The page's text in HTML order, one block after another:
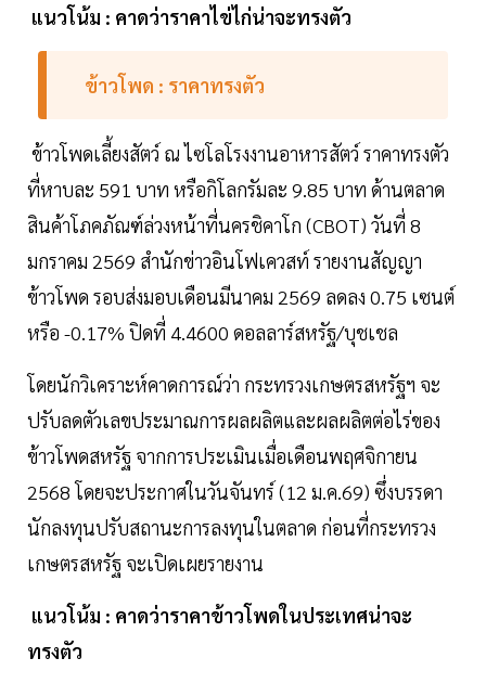
แนวโน้ม : คาดว่าราคาไข่ไก่น่าจะทรงตัว
ข้าวโพด : ราคาทรงตัว
ข้าวโพดเลี้ยงสัตว์ ณ ไซโลโรงงานอาหารสัตว์ ราคาทรงตัว
ที่หาบละ 591 บาท หรือกิโลกรัมละ 9.85 บาท ด้านตลาด
สินค้าโภคภัณฑ์ล่วงหน้าที่นครชิคาโก (CBOT) วันที่ 8
มกราคม 2569 สำนักข่าวอินโฟเควสท์ รายงานสัญญา
ข้าวโพด รอบส่งมอบเดือนมีนาคม 2569 ลดลง 0.75 เซนต์
หรือ -0.17% ปิดที่ 4.4600 ดอลลาร์สหรัฐ/บุชเชล
โดยนักวิเคราะห์คาดการณ์ว่า กระทรวงเกษตรสหรัฐฯ จะ
ปรับลดตัวเลขประมาณการผลผลิตและผลผลิตต่อไร่ของ
ข้าวโพดสหรัฐ จากการประเมินเมื่อเดือนพฤศจิกายน
2568 โดยจะประกาศในวันจันทร์ (12 ม.ค.69) ซึ่งบรรดา
นักลงทุนปรับสถานะการลงทุนในตลาด ก่อนที่กระทรวง
เกษตรสหรัฐ จะเปิดเผยรายงาน
แนวโน้ม : คาดว่าราคาข้าวโพดในประเทศน่าจะ
ทรงตัว